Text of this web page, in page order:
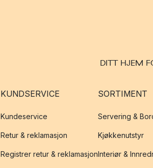
DITT HJEM
KUNDSERVICE
Kundeservice
Retur & reklamasjon
Registrer retur & reklamasjon
SORTIMENT
Servering &
Kjøkkenutstyr
Interiør &